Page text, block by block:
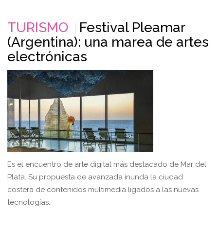
TURISMO
Festival Pleamar
(Argentina): una marea de artes
electrónicas
Es el encuentro de arte digital más destacado de Mar del
Plata. Su propuesta de avanzada inunda la ciudad
costera de contenidos multimedia ligados a las nuevas
tecnologías.